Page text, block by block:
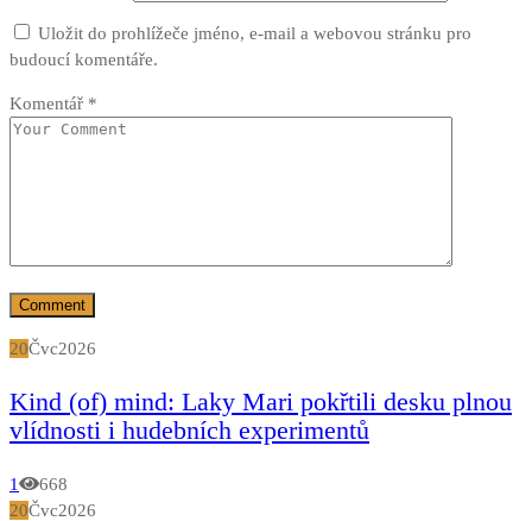
Uložit do prohlížeče jméno, e-mail a webovou stránku pro
budoucí komentáře.
Komentář *
20Čvc2026
Kind (of) mind: Laky Mari pokřtili desku plnou
vlídnosti i hudebních experimentů
1
668
20Čvc2026